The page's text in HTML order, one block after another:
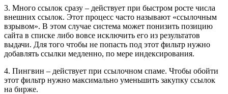
3. Много ссылок сразу – действует при быстром росте числа
внешних ссылок. Этот процесс часто называют «ссылочным
взрывом». В этом случае система может понизить позицию
сайта в списке либо вовсе исключить его из результатов
выдачи. Для того чтобы не попасть под этот фильтр нужно
добавлять ссылки медленно, по мере индексирования.
4. Пингвин – действует при ссылочном спаме. Чтобы обойти
этот фильтр нужно максимально уменьшить закупку ссылок
на бирже.